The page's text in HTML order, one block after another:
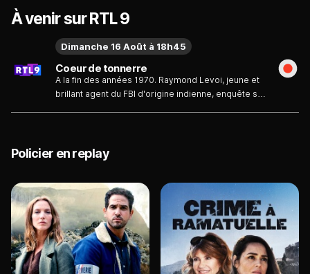
À venir sur RTL 9
Coeur de tonnerre
A la fin des années 1970. Raymond Levoi, jeune et
brillant agent du FBI d'origine indienne, enquête sur
du mouvement traditionaliste, un certain Jimmy...
Dimanche 16 Août à 18h45
Policier en replay